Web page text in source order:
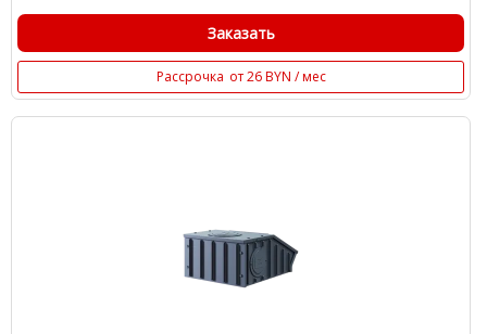
Заказать
Рассрочка от 26 BYN / мес